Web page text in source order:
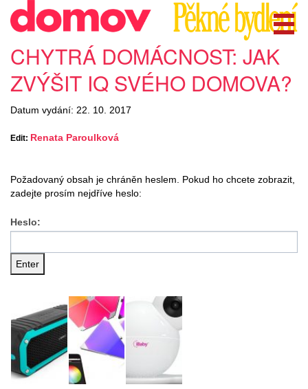
CHYTRÁ DOMÁCNOST: JAK
ZVÝŠIT IQ SVÉHO DOMOVA?
Požadovaný obsah je chráněn heslem. Pokud ho chcete zobrazit,
zadejte prosím nejdříve heslo:
Heslo:
Datum vydání: 22. 10. 2017
Edit: Renata Paroulková